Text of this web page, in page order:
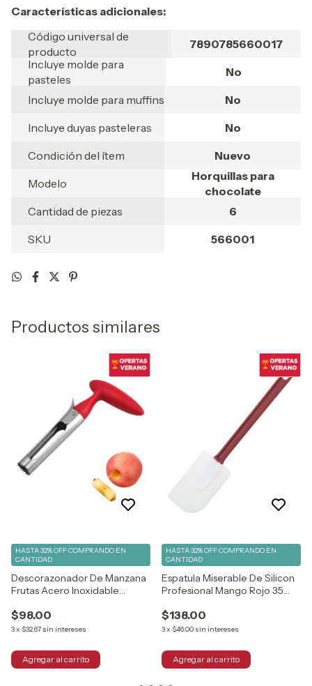
Características adicionales:
Código universal de
producto
7890785660017
Incluye molde para
pasteles
No
Incluye molde para muffins
No
Incluye duyas pasteleras
No
Condición del ítem
Nuevo
Modelo
Horquillas para
chocolate
Cantidad de piezas
6
SKU
566001
Productos similares
Descorazonador De Manzana
Frutas Acero Inoxidable
$98.00
3x $32.67 sin intereses
HASTA 32% OFFCOMPRANDO EN
CANTIDAD
Espatula Miserable De Silicon
Profesional Mango Rojo 35
$138.00
3x $46.00 sin intereses
HASTA 32% OFFCOMPRANDO EN
CANTIDAD